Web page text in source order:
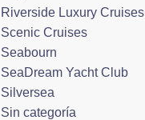
Riverside Luxury Cruises
Scenic Cruises
Seabourn
SeaDream Yacht Club
Silversea
Sin categoría